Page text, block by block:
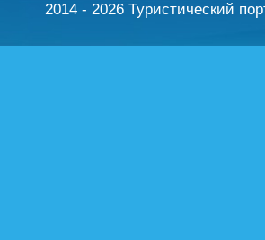
2014 - 2026 Туристический